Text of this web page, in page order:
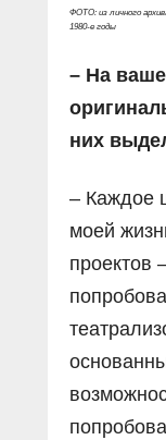
ФОТО: из личного
1980-е годы
– На
них
– Каждое
моей
проектов